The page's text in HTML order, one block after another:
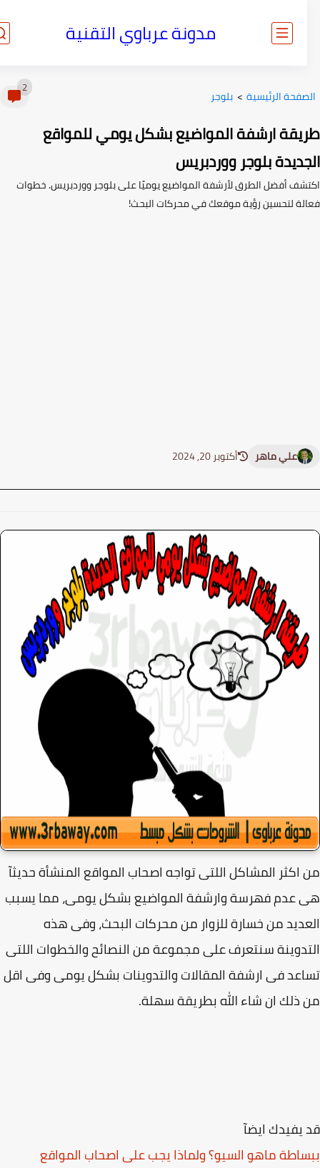
مدونة عرباوي التقنية
الرئيسية> بلوجر
ارشفة المواضيع بشكل يومي للمواقع
بلوجر ووردبريس
أفضل الطرق لأرشفة المواضيع يوميًا على بلوجر ووردبريس. خطوات
لتحسين رؤية موقعك في محركات البحث!
علي ماهر أكتوبر 20, 2024
المشاكل اللتى تواجه اصحاب المواقع المنشأة حديثآ
عدم فهرسة وارشفة المواضيع بشكل يومى، مما يسبب
من خسارة للزوار من محركات البحث، وفى هذه
سنتعرف على مجموعة من النصائح والخطوات اللتى
فى ارشفة المقالات والتدوينات بشكل يومى وفى اقل
ذلك ان شاء الله بطريقة سهلة.
ايضآ
ماهو السيو؟ ولماذا يجب على اصحاب المواقع